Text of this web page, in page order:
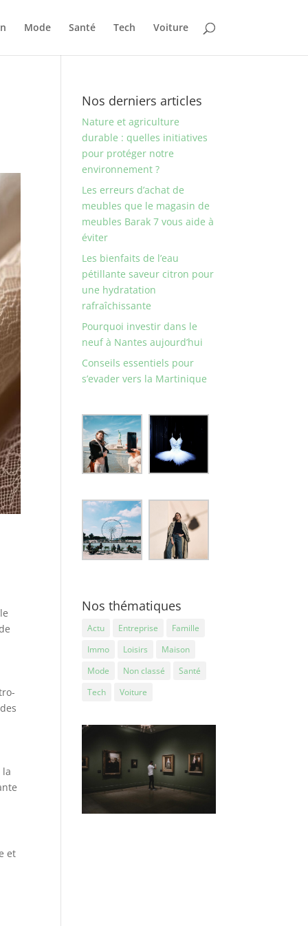
Mode Santé Tech Voiture
la
et
Nos derniers articles
Nature et agriculture
durable : quelles initiatives
pour protéger notre
environnement ?
Les erreurs d’achat de
meubles que le magasin de
meubles Barak 7 vous aide à
éviter
Les bienfaits de l’eau
pétillante saveur citron pour
une hydratation
rafraîchissante
Pourquoi investir dans le
neuf à Nantes aujourd’hui
Conseils essentiels pour
s’evader vers la Martinique
Nos thématiques
Actu Entreprise
Famille
Immo
Loisirs
Maison
Mode
Non classé
Santé
Tech
Voiture